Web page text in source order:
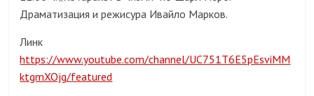
Драматизация и режисура Ивайло Марков.
Линк
https://www.youtube.com/channel/UC751T6E5pEsviMM
ktgmXOjg/featured